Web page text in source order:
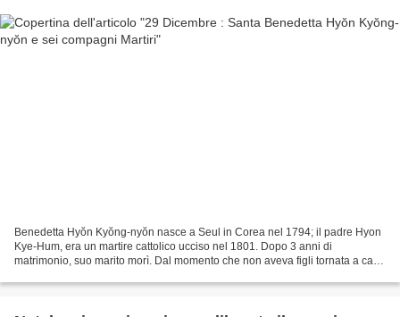
Benedetta Hyŏn Kyŏng-nyŏn nasce a Seul in Corea nel 1794; il padre Hyon
Kye-Hum, era un martire cattolico ucciso nel 1801. Dopo 3 anni di
matrimonio, suo marito morì. Dal momento che non aveva figli tornata a casa